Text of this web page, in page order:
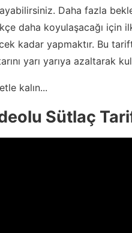
Daha fazla
daha koyulaşacağı için
kadar yapmaktır. Bu
yarı yarıya azaltarak
kalın...
Sütlaç